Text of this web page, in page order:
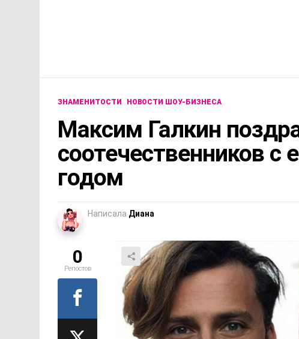
ЗНАМЕНИТОСТИ НОВОСТИ ШОУ-БИЗНЕСА
Максим Галкин
соотечественников
годом
Написала Диана
0
Репостов